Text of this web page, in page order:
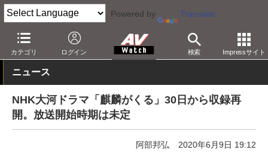
Powered by Translate
カテゴリ ログイン 検索 Impressサイト
AV Watch コンテンツ・サービス 放送
ニュース
NHK大河ドラマ「麒麟がくる」30日から収録再
開。放送開始時期は未定
阿部邦弘 2020年6月9日 19:12